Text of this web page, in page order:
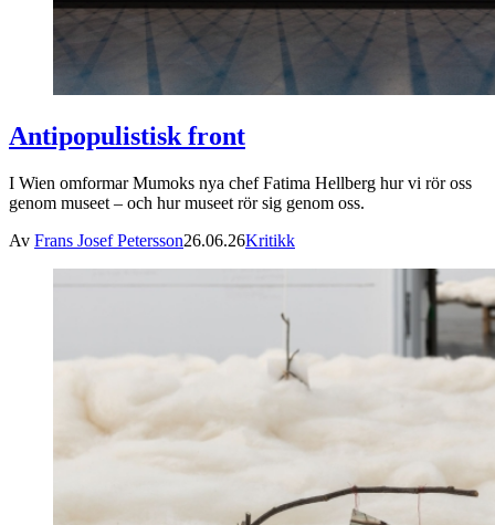
Antipopulistisk front
I Wien omformar Mumoks nya chef Fatima Hellberg hur vi rör oss
genom museet – och hur museet rör sig genom oss.
Av Frans Josef Petersson26.06.26Kritikk